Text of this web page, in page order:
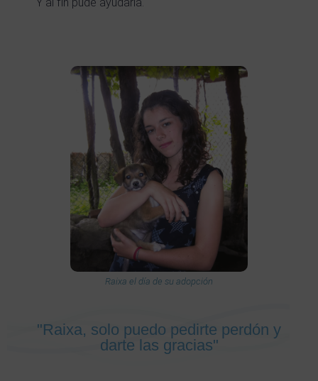
Y al fin pude ayudarla.
Raixa el día de su adopción
"Raixa, solo puedo pedirte perdón y
darte las gracias"